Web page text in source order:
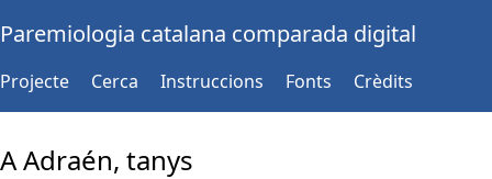
Paremiologia catalana comparada digital
Projecte Cerca Instruccions Fonts Crèdits
A Adraén, tanys